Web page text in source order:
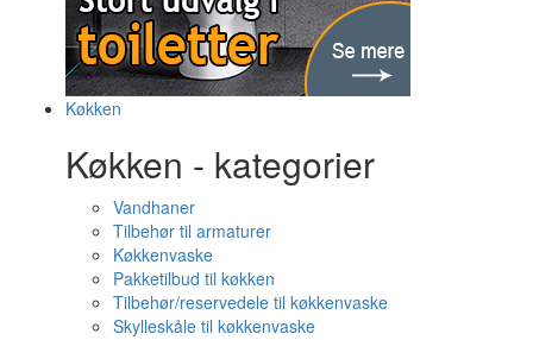
Køkken
Køkken - kategorier
Vandhaner
Tilbehør til armaturer
Køkkenvaske
Pakketilbud til køkken
Tilbehør/reservedele til køkkenvaske
Skylleskåle til køkkenvaske